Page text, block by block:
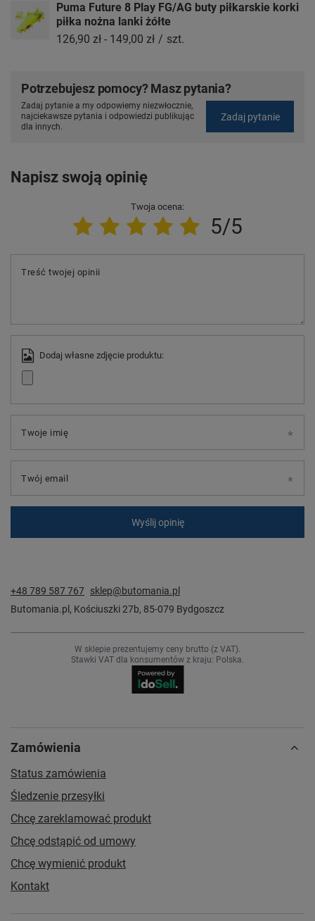
Puma Future 8 Play FG/AG buty piłkarskie korki
piłka nożna lanki żółte
126,90 zł - 149,00 zł / szt.
Potrzebujesz pomocy? Masz pytania?
Zadaj pytanie a my odpowiemy niezwłocznie,
najciekawsze pytania i odpowiedzi publikując
dla innych.
Zadaj pytanie
Napisz swoją opinię
Twoja ocena:
5/5
Treść twojej opinii
Dodaj własne zdjęcie produktu:
Twoje imię
Twój email
Wyślij opinię
+48 789 587 767 sklep@butomania.pl
Butomania.pl , Kościuszki 27b, 85-079 Bydgoszcz
W sklepie prezentujemy ceny brutto (z VAT).
Stawki VAT dla konsumentów z kraju: Polska.
Zamówienia
Status zamówienia
Śledzenie przesyłki
Chcę zareklamować produkt
Chcę odstąpić od umowy
Chcę wymienić produkt
Kontakt